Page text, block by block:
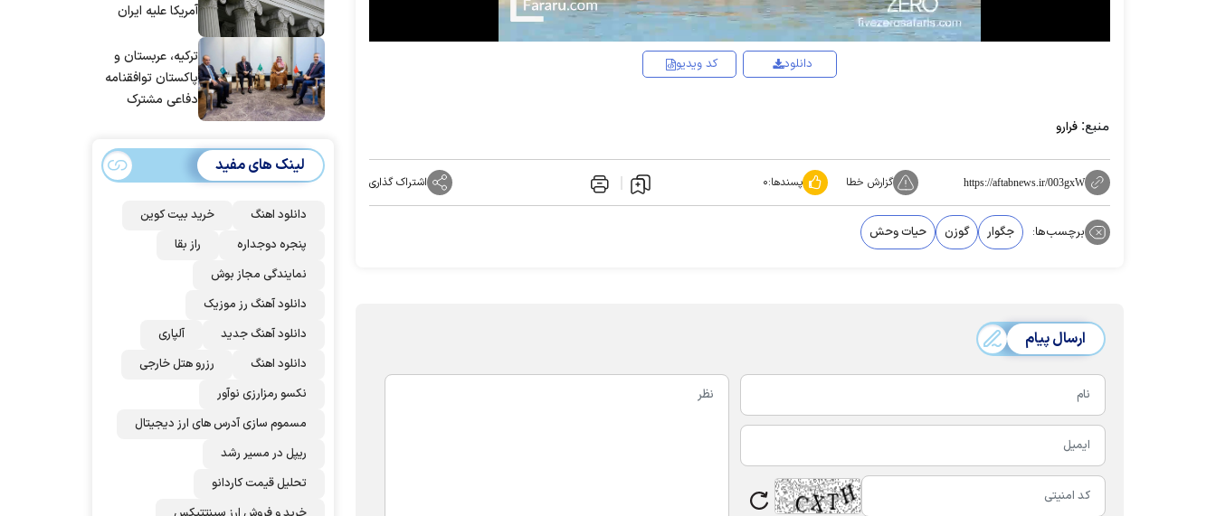
کد ویدیو دانلود
منبع: فرارو
https://aftabnews.ir/003gxW گزارش خطا پسندها:۰ اشتراک گذاری
برچسب‌ها: جگوار گوزن حیات وحش
ارسال پیام
آمریکا علیه ایران
ترکیه، عربستان و
پاکستان توافقنامه
دفاعی مشترک
لینک های مفید
دانلود اهنگ
خرید بیت کوین
پنجره دوجداره
راز بقا
نمایندگی مجاز بوش
دانلود آهنگ رز‌ موزیک
دانلود آهنگ جدید
آلپاری
دانلود اهنگ
رزرو هتل خارجی
نکسو رمزارزی نوآور
مسموم سازی آدرس های ارز دیجیتال
ریپل در مسیر رشد
تحلیل قیمت کاردانو